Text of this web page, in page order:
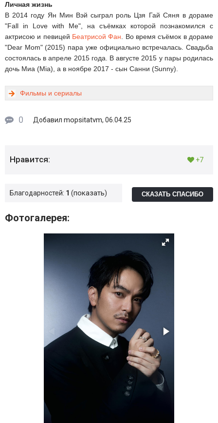
Личная жизнь
В 2014 году Ян Мин Вэй сыграл роль Цзя Гай Сяня в дораме
"Fall in Love with Me", на съёмках которой познакомился с
актрисою и певицей Беатрисой Фан . Во время съёмок в дораме
"Dear Mom" (2015) пара уже официально встречалась. Свадьба
состоялась в апреле 2015 года. В августе 2015 у пары родилась
дочь Миа (Mia), а в ноябре 2017 - сын Санни (Sunny).
Фильмы и сериалы
0 Добавил mopsitatvm, 06.04.25
Нравится: +7
Благодарностей: 1 показать СКАЗАТЬ СПАСИБО
Фотогалерея: